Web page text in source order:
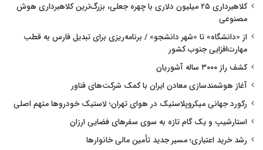
کلاهبرداری ۲۵ میلیون دلاری با چهره جعلی، بزرگ‌ترین کلاهبرداری هوش
مصنوعی
از «دانشگاه» تا «شهر دانشجو» / برنامه‌ریزی برای تبدیل فارس به قطب
مهارت‌افزایی جنوب کشور
کشف راز ۳۰۰۰ ساله آشوریان
آغاز هوشمندسازی معادن ایران با کمک شرکت‌های فناور
رکورد جهانی میکروپلاستیک در هوای تهران؛ لاستیک خودروها متهم اصلی
استارشیپ و یک گام تازه به سوی سفرهای فضایی ارزان
رشد خرید اعتباری؛ مسیر جدید تأمین مالی خانوارها